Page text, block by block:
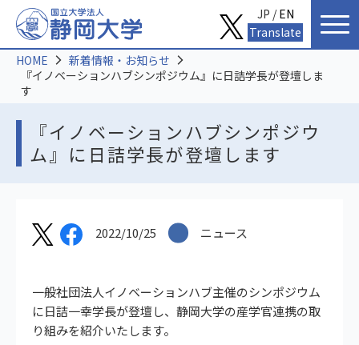
『イノベーションハブシンポジウ
ム』に日詰学長が登壇します
HOME
新着情報・お知らせ
『イノベーションハブシンポジウム』に日詰学長が登壇しま
す
2022/10/25 ニュース
一般社団法人イノベーションハブ主催のシンポジウム
に日詰一幸学長が登壇し、静岡大学の産学官連携の取
り組みを紹介いたします。
JP /EN
Translate